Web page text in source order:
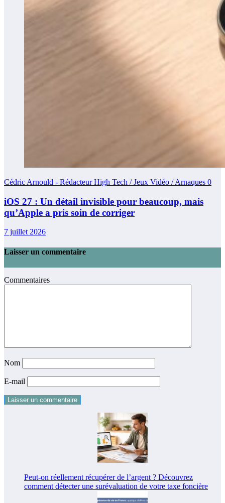
Cédric Arnould - Rédacteur High Tech / Jeux Vidéo / Arnaques 0
iOS 27 : Un détail invisible pour beaucoup, mais
qu’Apple a pris soin de corriger
7 juillet 2026
Laisser un commentaire
Commentaires
Nom
E-mail
Peut-on réellement récupérer de l’argent ? Découvrez
comment détecter une surévaluation de votre taxe foncière